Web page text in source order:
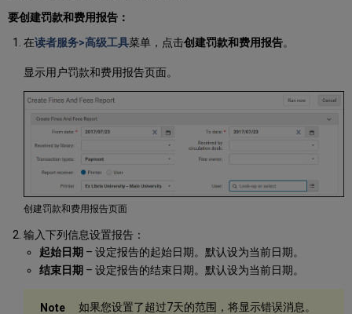
要创建罚款和费用报告：
在读者服务>高级工具菜单，点击创建罚款和费用报告。
显示用户罚款和费用报告页面。
创建罚款和费用报告页面
输入下列信息设置报告：
起始日期 – 设定报告的起始日期。默认设为当前日期。
结束日期 – 设定报告的结束日期。默认设为当前日期。
如果您设置了超过7天的范围，将显示错误消息。